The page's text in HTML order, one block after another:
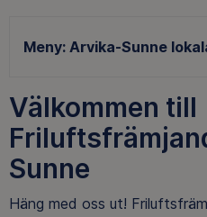
Meny: Arvika-Sunne
Välkommen till
Sunne
Häng med oss ut!